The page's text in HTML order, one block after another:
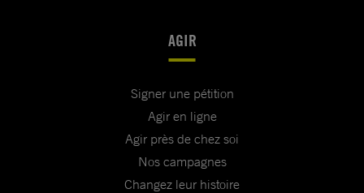
AGIR
Signer une pétition
Agir en ligne
Agir près de chez soi
Nos campagnes
Changez leur histoire